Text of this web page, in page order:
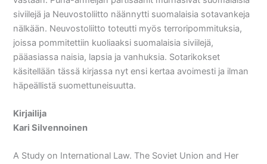
siviilejä ja Neuvostoliitto näännytti suomalaisia sotavankeja
nälkään. Neuvostoliitto toteutti myös terroripommituksia,
joissa pommitettiin kuoliaaksi suomalaisia siviilejä,
pääasiassa naisia, lapsia ja vanhuksia. Sotarikokset
käsitellään tässä kirjassa nyt ensi kertaa avoimesti ja ilman
häpeällistä suomettuneisuutta.
Kirjailija
Kari Silvennoinen
A Study on International Law. The Soviet Union and Her